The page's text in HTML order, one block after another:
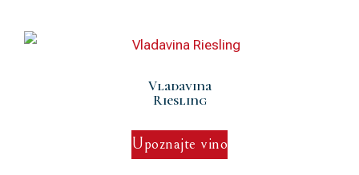
Vladavina
Riesling
Upoznajte vino